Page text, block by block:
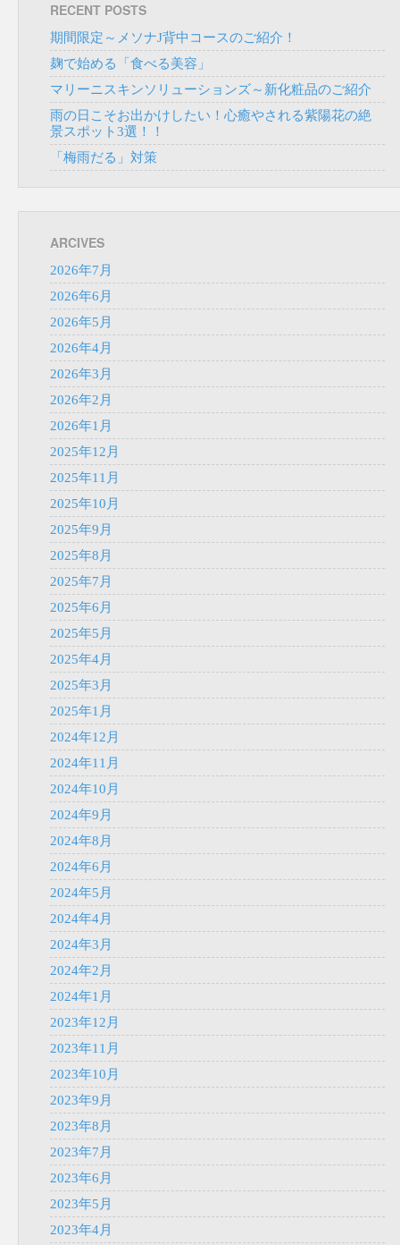
RECENT POSTS
期間限定～メソナJ背中コースのご紹介！
麹で始める「食べる美容」
マリーニスキンソリューションズ～新化粧品のご紹介
雨の日こそお出かけしたい！心癒やされる紫陽花の絶
景スポット3選！！
「梅雨だる」対策
ARCIVES
2026年7月
2026年6月
2026年5月
2026年4月
2026年3月
2026年2月
2026年1月
2025年12月
2025年11月
2025年10月
2025年9月
2025年8月
2025年7月
2025年6月
2025年5月
2025年4月
2025年3月
2025年1月
2024年12月
2024年11月
2024年10月
2024年9月
2024年8月
2024年6月
2024年5月
2024年4月
2024年3月
2024年2月
2024年1月
2023年12月
2023年11月
2023年10月
2023年9月
2023年8月
2023年7月
2023年6月
2023年5月
2023年4月